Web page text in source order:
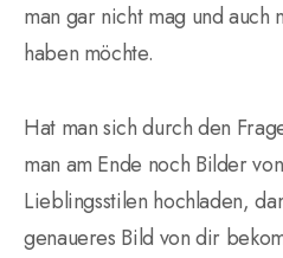
man gar nicht mag und auch
haben möchte.
Hat man sich durch den
man am Ende noch Bilder
Lieblingsstilen hochladen,
genaueres Bild von dir